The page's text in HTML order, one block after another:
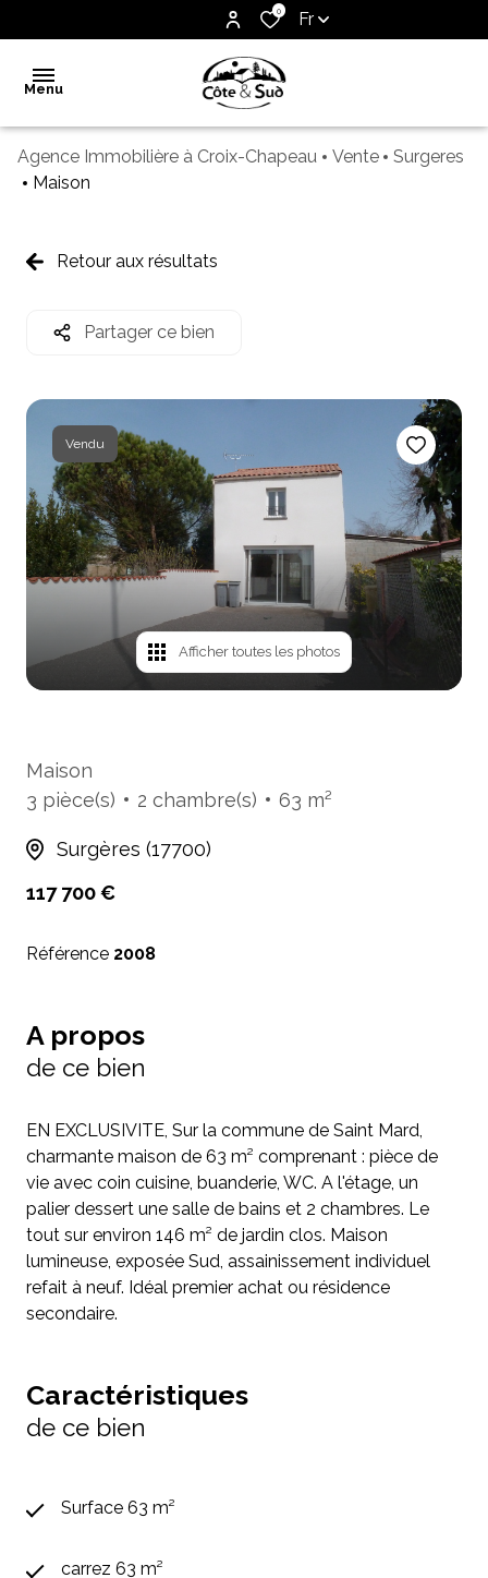
0 Fr
Menu
Accueil
Notre
agence
vendus
Alerte
mails
Avis
clients
visites
Agence Immobilière à Croix-Chapeau Vente
Surgeres
Maison
Retour aux résultats
Partager ce bien
Vendu
Afficher toutes les photos
Maison
3 pièce(s)
2 chambre(s) 63 m²
Surgères (17700)
117 700 €
Référence 2008
A propos
de ce bien
EN EXCLUSIVITE, Sur la commune de Saint Mard,
charmante maison de 63 m² comprenant : pièce de
vie avec coin cuisine, buanderie, WC. A l'étage, un
palier dessert une salle de bains et 2 chambres. Le
tout sur environ 146 m² de jardin clos. Maison
lumineuse, exposée Sud, assainissement individuel
refait à neuf. Idéal premier achat ou résidence
secondaire.
Caractéristiques
de ce bien
Surface 63 m²
carrez 63 m²